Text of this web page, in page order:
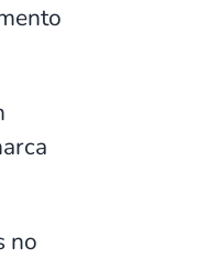
no